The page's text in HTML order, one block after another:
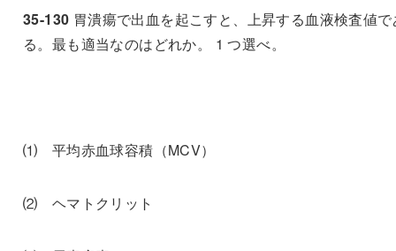
35-130 胃潰瘍で出血を起こすと、上昇する血液検査値で
る。最も適当なのはどれか。 1 つ選べ。
⑴ 平均赤血球容積（MCV）
⑵ ヘマトクリット